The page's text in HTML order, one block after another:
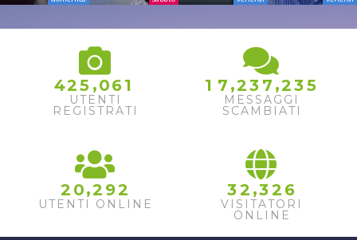
425 ,061
UTENTI
REGISTRATI
1 7 ,23 7 ,236
MESSAGGI
SCAMBIATI
2 0,2 92
UTENTI ONLINE
32 ,32 6
VISITATORI
ONLINE